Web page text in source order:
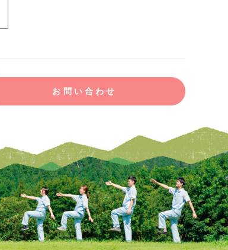
お問い合わせ